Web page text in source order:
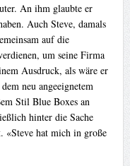
An ihm glaubte er
Auch Steve, damals
auf die
um seine Firma
Ausdruck, als wäre er
neu angeeignetem
Stil Blue Boxes an
hinter die Sache
«Steve hat mich in große